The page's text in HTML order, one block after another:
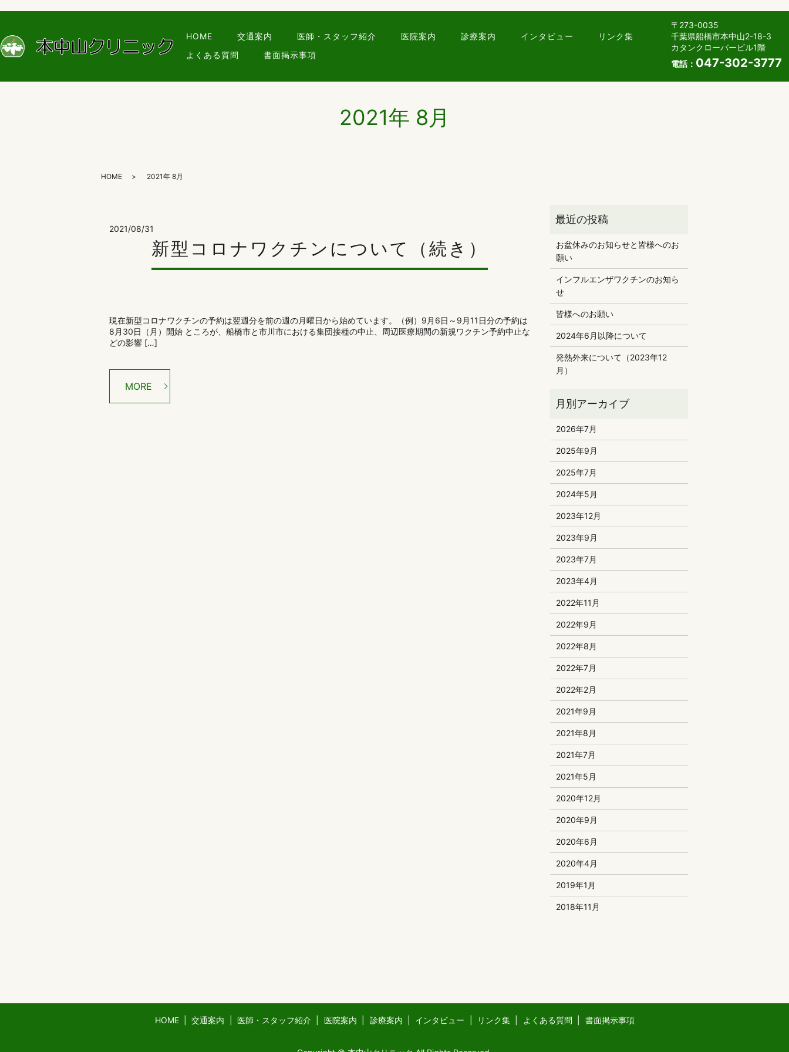
HOME 交通案内 医師・スタッフ紹介 医院案内 診療案内 インタビュー
リンク集
よくある質問
書面掲示事項
〒273-0035
千葉県船橋市本中山2-18-3
カタンクローバービル1階
電話： 047-302-3777
2021年 8月
HOME 2021年 8月
2021/08/31
新型コロナワクチンについて（続き）
現在新型コロナワクチンの予約は翌週分を前の週の月曜日から始めています。（例）9月6日～9月11日分の予約は
8月30日（月）開始 ところが、船橋市と市川市における集団接種の中止、周辺医療期間の新規ワクチン予約中止な
どの影響 […]
MORE
お盆休みのお知らせと皆様へのお
願い
インフルエンザワクチンのお知ら
せ
皆様へのお願い
2024年6月以降について
発熱外来について（2023年12
月）
2026年7月
2025年9月
2025年7月
2024年5月
2023年12月
2023年9月
2023年7月
2023年4月
2022年11月
2022年9月
2022年8月
2022年7月
2022年2月
2021年9月
2021年8月
2021年7月
2021年5月
2020年12月
2020年9月
2020年6月
2020年4月
2019年1月
2018年11月
HOME 交通案内 医師・スタッフ紹介 医院案内 診療案内 インタビュー リンク集 よくある質問 書面掲示事項